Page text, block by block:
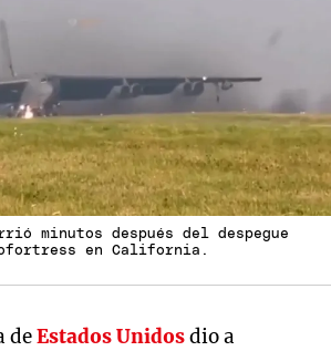
minutos después del despegue
en California.
deEstados Unidosdio a